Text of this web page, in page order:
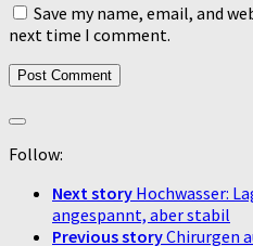
Save my name, email, and
next time I comment.
Follow:
Next story Hochwasser:
angespannt, aber stabil
Previous storyChirurgen